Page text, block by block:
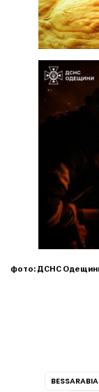
фото: ДСНС